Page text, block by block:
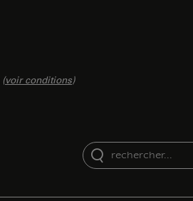
(voir conditions)
rechercher...